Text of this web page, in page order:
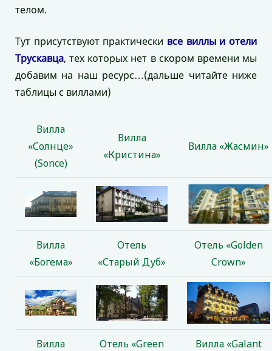
телом.
Тут присутствуют практически все виллы и отели
Трускавца, тех которых нет в скором времени мы
добавим на наш ресурс…(дальше читайте ниже
таблицы с виллами)
Вилла
«Солнце»
(Sonce)
Вилла
«Кристина»
Вилла «Жасмин»
Вилла
«Богема»
Отель
«Старый Дуб»
Отель «Golden
Crown»
Вилла
Отель «Green
Вилла «Galant